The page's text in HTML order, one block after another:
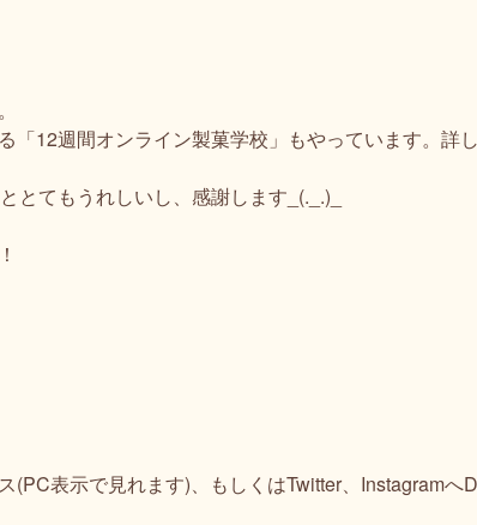
12週間オンライン製菓学校」もやっています。詳
てもうれしいし、感謝します_(._.)_
(PC表示で見れます)、もしくはTwitter、Instagram